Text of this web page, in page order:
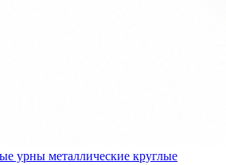
урны металлические круглые